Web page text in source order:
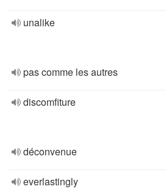
unalike
pas comme les autres
discomfiture
déconvenue
everlastingly